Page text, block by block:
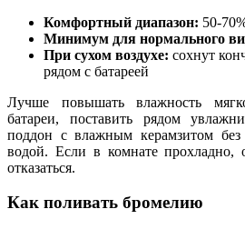
Комфортный диапазон: 50-
Минимум для нормального
При сухом воздухе: сохнут
рядом с батареей
Лучше повышать влажность
батареи, поставить рядом
поддон с влажным керамзитом
водой. Если в комнате прохладно,
отказаться.
Как поливать бромелию